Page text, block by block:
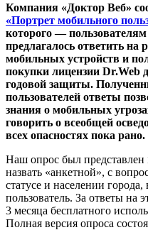
Компания «Доктор Веб»
«Портрет мобильного
которого —
предлагалось ответить на
мобильных устройств и
покупки лицензии Dr.Web
годовой защиты.
пользователей ответы
знания о мобильных
говорить о всеобщей
всех опасностях пока рано.
Наш опрос был
назвать «анкетной», с
статусе и населении
пользователь. За ответы на
3 месяца бесплатного
Полная версия опроса